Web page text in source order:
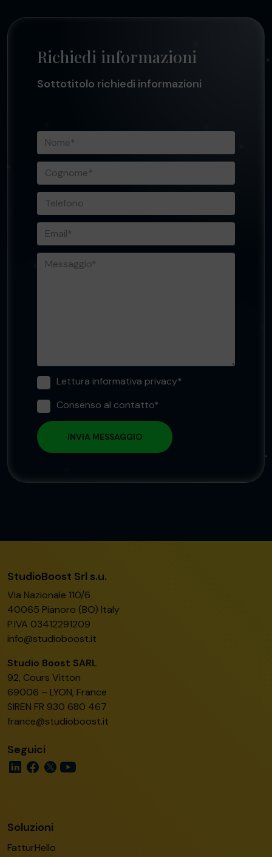
Richiedi informazioni
Sottotitolo richiedi informazioni
Lettura informativa privacy*
Consenso al contatto*
StudioBoost Srl s.u.
Via Nazionale 110/6
40065 Pianoro (BO) Italy
P.IVA 03412291209
info@studioboost.it
Studio Boost SARL
92, Cours Vitton
69006 – LYON, France
SIREN FR 930 680 467
france@studioboost.it
Seguici
Soluzioni
FatturHello